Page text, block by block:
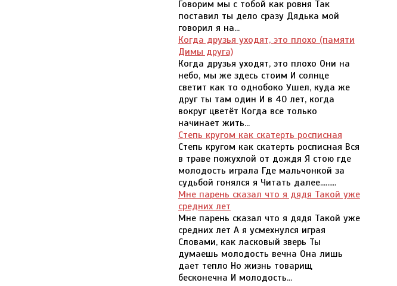
Говорим мы с тобой как ровня Так
поставил ты дело сразу Дядька мой
говорил я на...
Когда друзья уходят, это плохо (памяти
Димы друга)
Когда друзья уходят, это плохо Они на
небо, мы же здесь стоим И солнце
светит как то однобоко Ушел, куда же
друг ты там один И в 40 лет, когда
вокруг цветёт Когда все только
начинает жить...
Степь кругом как скатерть росписная
Степь кругом как скатерть росписная Вся
в траве пожухлой от дождя Я стою где
молодость играла Где мальчонкой за
судьбой гонялся я Читать далее.........
Мне парень сказал что я дядя Такой уже
средних лет
Мне парень сказал что я дядя Такой уже
средних лет А я усмехнулся играя
Словами, как ласковый зверь Ты
думаешь молодость вечна Она лишь
дает тепло Но жизнь товарищ
бесконечна И молодость...